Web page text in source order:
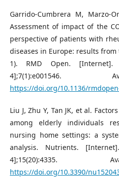
Garrido-Cumbrera M, Marzo-
Assessment of impact of the
perspective of patients with
diseases in Europe: results from
1). RMD Open.
4];7(1):e001546.
https://doi.org/10.1136/
Liu J, Zhu Y, Tan JK, et al.
among elderly individuals
nursing home settings: a
analysis. Nutrients.
4];15(20):4335.
https://doi.org/10.3390/